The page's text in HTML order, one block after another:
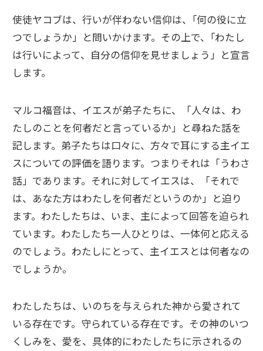
使徒ヤコブは、行いが伴わない信仰は、｢何の役に立
つでしょうか」と問いかけます。その上で、｢わたし
は行いによって、自分の信仰を見せましょう」と宣言
します。
マルコ福音は、イエスが弟子たちに、「人々は、わ
たしのことを何者だと言っているか」と尋ねた話を
記します。弟子たちは口々に、方々で耳にする主イエ
スについての評価を語ります。つまりそれは「うわさ
話」であります。それに対してイエスは、「それで
は、あなた方はわたしを何者だというのか」と迫り
ます。わたしたちは、いま、主によって回答を迫られ
ています。わたしたち一人ひとりは、一体何と応える
のでしょう。わたしにとって、主イエスとは何者なの
でしょうか。
わたしたちは、いのちを与えられた神から愛されて
いる存在です。守られている存在です。その神のいつ
くしみを、愛を、具体的にわたしたちに示されるの